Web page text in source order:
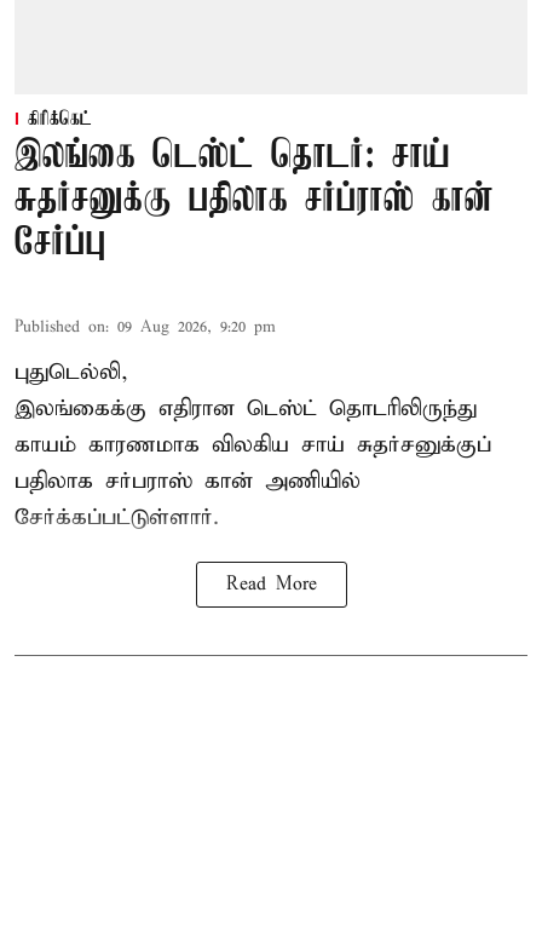
கிரிக்கெட்
இலங்கை டெஸ்ட் தொடர்: சாய்
சுதர்சனுக்கு பதிலாக சர்ப்ராஸ் கான்
சேர்ப்பு
Published on: 09 Aug 2026, 9:20 pm
புதுடெல்லி,
இலங்கைக்கு எதிரான டெஸ்ட் தொடரிலிருந்து
காயம் காரணமாக விலகிய சாய் சுதர்சனுக்குப்
பதிலாக சர்பராஸ் கான் அணியில்
சேர்க்கப்பட்டுள்ளார்.
Read More